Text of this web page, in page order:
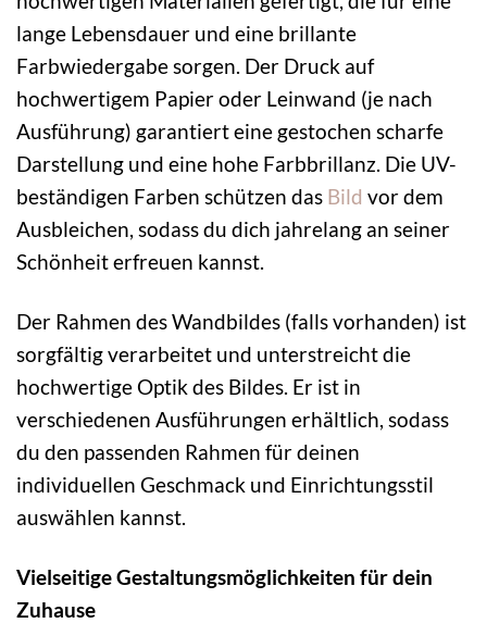
lange Lebensdauer und eine brillante
Farbwiedergabe sorgen. Der Druck auf
hochwertigem Papier oder Leinwand (je nach
Ausführung) garantiert eine gestochen scharfe
Darstellung und eine hohe Farbbrillanz. Die UV-
beständigen Farben schützen das Bild vor dem
Ausbleichen, sodass du dich jahrelang an seiner
Schönheit erfreuen kannst.
Der Rahmen des Wandbildes (falls vorhanden) ist
sorgfältig verarbeitet und unterstreicht die
hochwertige Optik des Bildes. Er ist in
verschiedenen Ausführungen erhältlich, sodass
du den passenden Rahmen für deinen
individuellen Geschmack und Einrichtungsstil
auswählen kannst.
Vielseitige Gestaltungsmöglichkeiten für dein
Zuhause